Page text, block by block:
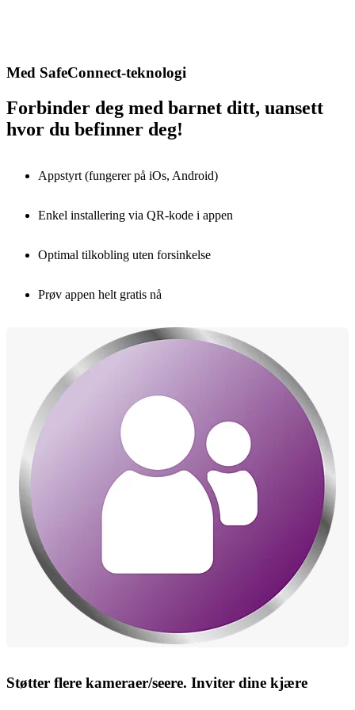
Med SafeConnect-teknologi
Forbinder deg med barnet ditt, uansett
hvor du befinner deg!
Appstyrt (fungerer på iOs, Android)
Enkel installering via QR-kode i appen
Optimal tilkobling uten forsinkelse
Prøv appen helt gratis nå
Støtter flere kameraer/seere. Inviter dine kjære